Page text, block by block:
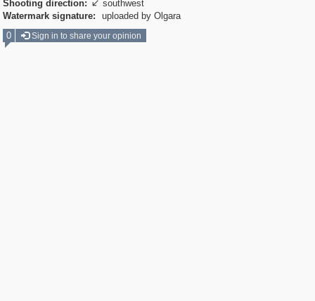
Shooting direction:  southwest
Watermark signature:
uploaded by Olgara
0
Sign in to share your opinion